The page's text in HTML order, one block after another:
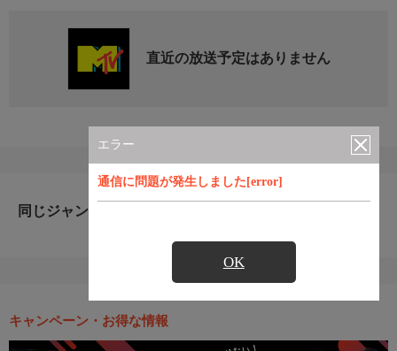
エラー
通信に問題が発生しました[error]
OK
直近の放送予定はありません
同じジャンルのおすすめ番組
キャンペーン・お得な情報